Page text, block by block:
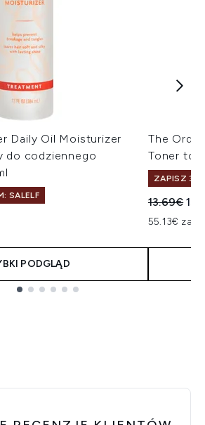
Daily Oil Moisturizer
do codziennego
SALELF
PODGLĄD
The
Toner
ZAPISZ 3%
13.69€
55.13€ za L